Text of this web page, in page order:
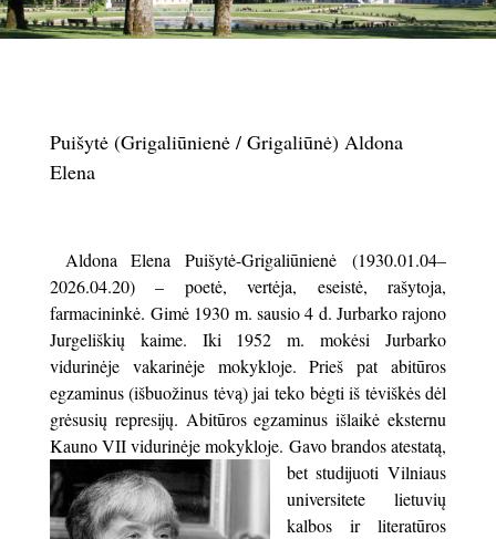
Puišytė (Grigaliūnienė / Grigaliūnė) Aldona
Elena
Aldona Elena Puišytė-Grigaliūnienė (1930.01.04–
2026.04.20) – poetė, vertėja, eseistė, rašytoja,
farmacininkė. Gimė 1930 m. sausio 4 d. Jurbarko rajono
Jurgeliškių kaime. Iki 1952 m. mokėsi Jurbarko
vidurinėje vakarinėje mokykloje. Prieš pat abitūros
egzaminus (išbuožinus tėvą) jai teko bėgti iš tėviškės dėl
grėsusių represijų. Abitūros egzaminus išlaikė eksternu
Kauno VII vidurinėje mokykloje. Gavo brandos atestatą,
bet studijuoti Vilniaus
universitete lietuvių
kalbos ir literatūros